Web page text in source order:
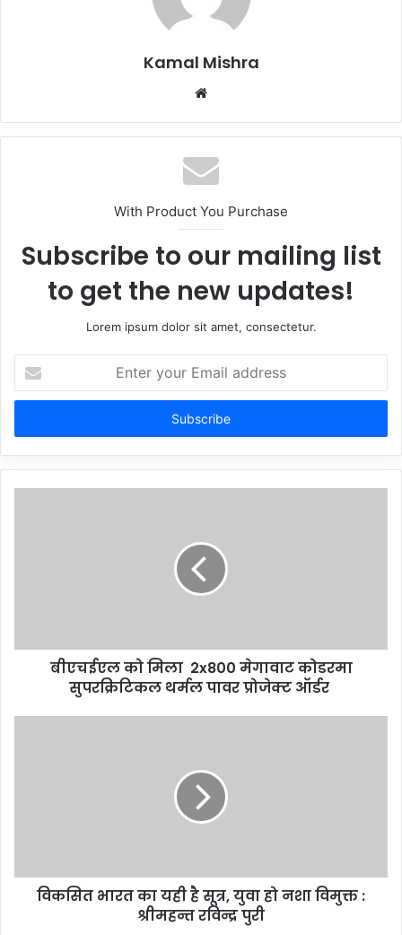
Kamal Mishra
Website
With Product You Purchase
Subscribe to our mailing list
to get the new updates!
Lorem ipsum dolor sit amet, consectetur.
your
Email
बीएचईएल को मिला 2x800 मेगावाट कोडरमा
सुपरक्रिटिकल थर्मल पावर प्रोजेक्ट ऑर्डर
विकसित भारत का यही है सूत्र, युवा हो नशा विमुक्त :
श्रीमहन्त रविन्द्र पुरी